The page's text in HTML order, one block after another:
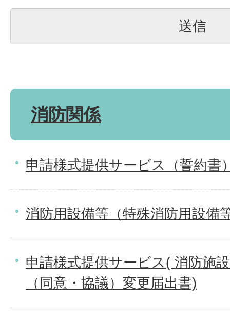
消防関係
申請様式提供サービス（誓約書
消防用設備等（特殊消防用設備
申請様式提供サービス( 消防施
（同意・協議）変更届出書)